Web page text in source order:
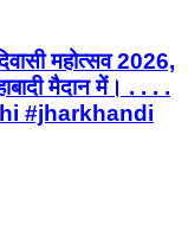
महोत्सव 2026,
मैदान में। . . . .
#jharkhandi